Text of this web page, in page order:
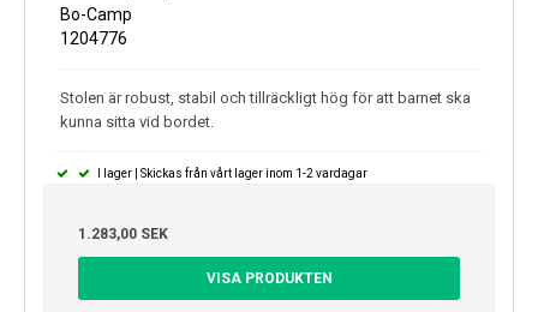
Bo-Camp
1204776
Stolen är robust, stabil och tillräckligt hög för att barnet ska
kunna sitta vid bordet.
I lager | Skickas från vårt lager inom 1-2 vardagar
1.283,00 SEK
VISA PRODUKTEN